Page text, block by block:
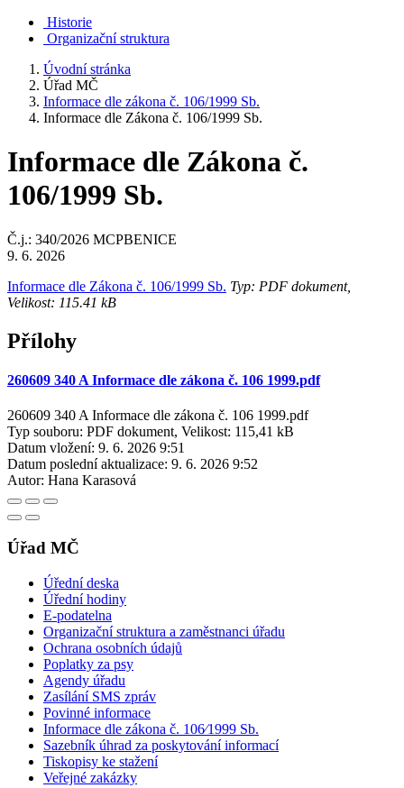
Historie
Organizační struktura
Úvodní stránka
Úřad MČ
Informace dle zákona č. 106/1999 Sb.
Informace dle Zákona č. 106/1999 Sb.
Informace dle Zákona č.
106/1999 Sb.
Č.j.: 340/2026 MCPBENICE
9. 6. 2026
Informace dle Zákona č. 106/1999 Sb. Typ: PDF dokument,
Velikost: 115.41 kB
Přílohy
260609 340 A Informace dle zákona č. 106 1999.pdf
260609 340 A Informace dle zákona č. 106 1999.pdf
Typ souboru: PDF dokument, Velikost: 115,41 kB
Datum vložení: 9. 6. 2026 9:51
Datum poslední aktualizace: 9. 6. 2026 9:52
Autor: Hana Karasová
Úřad MČ
Úřední deska
Úřední hodiny
E-podatelna
Organizační struktura a zaměstnanci úřadu
Ochrana osobních údajů
Poplatky za psy
Agendy úřadu
Zasílání SMS zpráv
Povinné informace
Informace dle zákona č. 106⁄1999 Sb.
Sazebník úhrad za poskytování informací
Tiskopisy ke stažení
Veřejné zakázky